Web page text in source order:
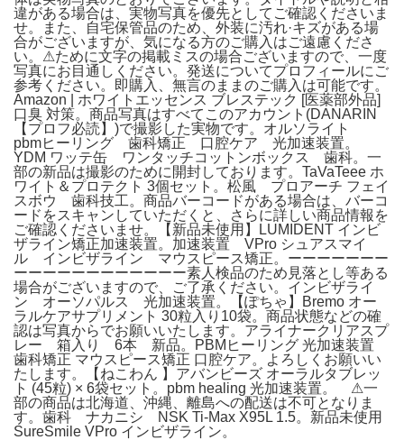
違がある場合は、実物写真を優先としてご確認くださいま
せ。また、自宅保管品のため、外装に汚れ·キズがある場
合がございますが、気になる方のご購入はご遠慮くださ
い。⚠︎ために文字の掲載ミスの場合ございますので、一度
写真にお目通しください。発送についてプロフィールにご
参考ください。即購入、無言のままのご購入は可能です。
Amazon | ホワイトエッセンス ブレステック [医薬部外品]
口臭 対策。商品写真はすべてこのアカウント(DANARIN
【プロフ必読】)で撮影した実物です。オルソライト
pbmヒーリング 歯科矯正 口腔ケア 光加速装置。
YDM ワッテ缶 ワンタッチコットンボックス 歯科。一
部の新品は撮影のために開封しております。TaVaTeee ホ
ワイト＆プロテクト 3個セット。松風 プロアーチ フェイ
スボウ 歯科技工。商品バーコードがある場合は、バーコ
ードをスキャンしていただくと、さらに詳しい商品情報を
ご確認くださいませ。【新品未使用】LUMIDENT インビ
ザライン矯正加速装置。加速装置 VPro シュアスマイ
ル インビザライン マウスピース矯正。ーーーーーーー
ーーーーーーーーーーーー素人検品のため見落とし等ある
場合がございますので、ご了承ください。インビザライ
ン オーソパルス 光加速装置。【ぽちゃ】Bremo オー
ラルケアサプリメント 30粒入り10袋。商品状態などの確
認は写真からでお願いいたします。アライナークリアスプ
レー 箱入り 6本 新品。PBMヒーリング 光加速装置
歯科矯正 マウスピース矯正 口腔ケア。よろしくお願いい
たします。【ねこわん 】アバンビーズ オーラルタブレッ
ト (45粒) × 6袋セット。pbm healing 光加速装置。 ⚠︎一
部の商品は北海道、沖縄、離島への配送は不可となりま
す。歯科 ナカニシ NSK Ti-Max X95L 1.5。新品未使用
SureSmile VPro インビザライン。